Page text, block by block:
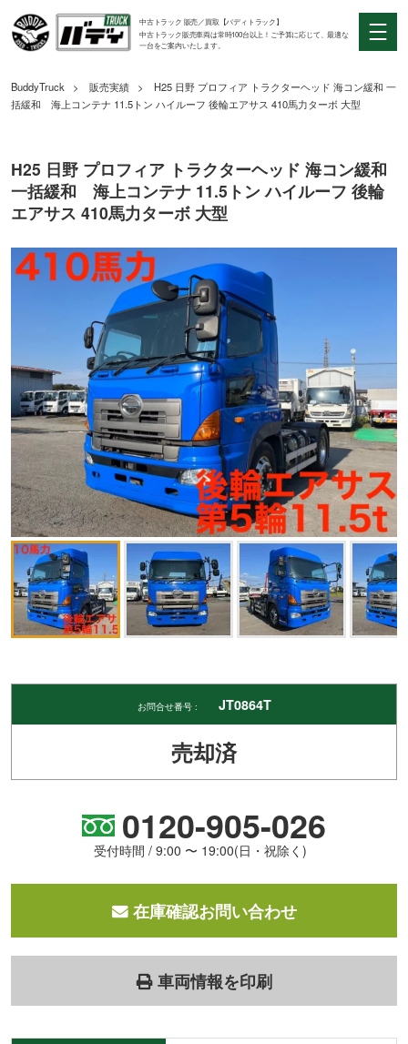
中古トラック 販売／買取【バディトラック】
中古トラック販売車両は常時100台以上！ご予算に応じて、最適な
一台をご案内いたします。
BuddyTruck 販売実績
H25 日野 プロフィア トラクターヘッド 海コン緩和 一
括緩和 海上コンテナ 11.5トン ハイルーフ 後輪エアサス 410馬力ターボ 大型
H25 日野 プロフィア トラクターヘッド 海コン緩和
一括緩和 海上コンテナ 11.5トン ハイルーフ 後輪
エアサス 410馬力ターボ 大型
お問合せ番号 : JT0864T
売却済
0120-905-026
受付時間 / 9:00 〜 19:00(日・祝除く)
在庫確認お問い合わせ
車両情報を印刷